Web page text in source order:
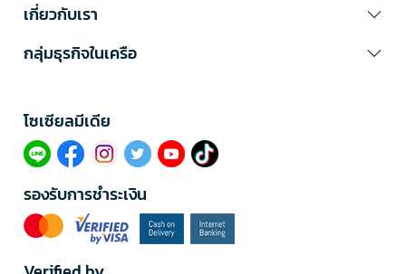
เกี่ยวกับเรา
กลุ่มธุรกิจในเครือ
โซเซียลมีเดีย​
รองรับการชำระเงิน